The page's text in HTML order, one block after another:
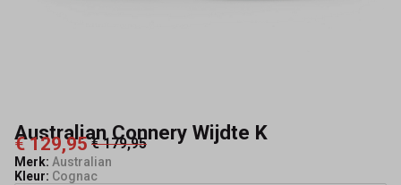
Australian Connery Wijdte K
€ 129,95 € 179,95
Merk: Australian
Kleur: Cognac